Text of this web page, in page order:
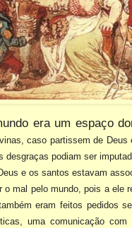
era um espaço
caso partissem de Deus
desgraças podiam ser
e os santos estavam
mal pelo mundo, pois a ele
eram feitos pedidos
uma comunicação